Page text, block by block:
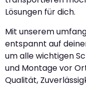
Lösungen für dich.
Mit unserem
entspannt auf
um alle wichtigen
und Montage vor
Qualität,